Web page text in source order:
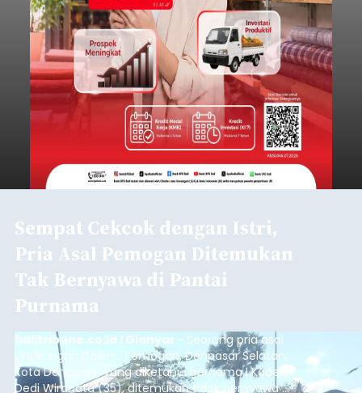
Sempat Cekcok dengan Istri,
Pria Asal Pemogan Ditemukan
Tak Bernyawa di Pantai
Purnama
balitribune.co.id I Gianyar - Seorang pria asal
Lingkungan Dalem, Pemogan, Denpasar Selatan,
Kota Denpasar, yang diketahui bernama I Kadek
Dedi Wiranata (35), ditemukan tidak bernyawa di